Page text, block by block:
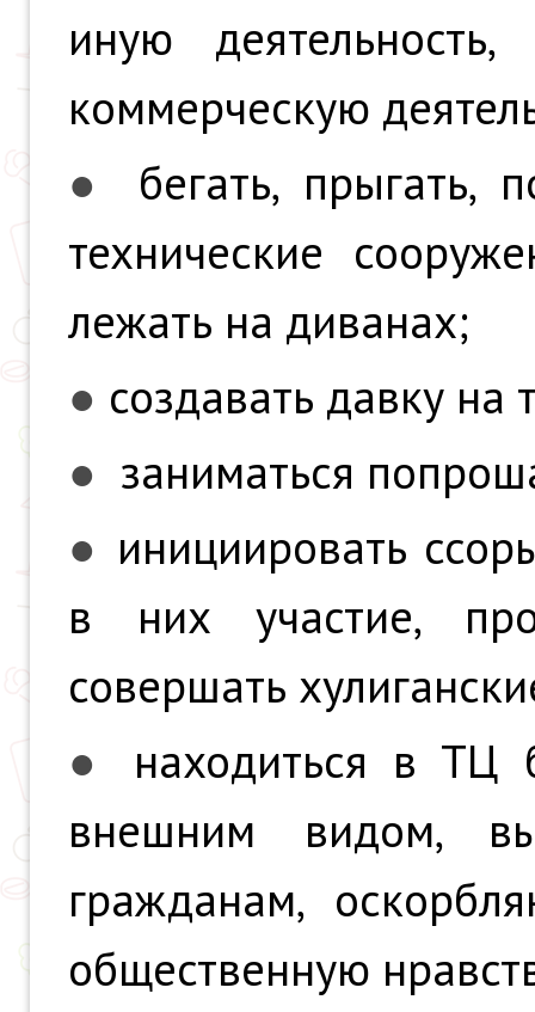
иную
коммерческую
● бегать, прыгать,
технические
лежать на диванах;
● создавать давку на
● заниматься
● инициировать
в них участие,
совершать
● находиться в ТЦ
внешним видом,
гражданам,
общественную